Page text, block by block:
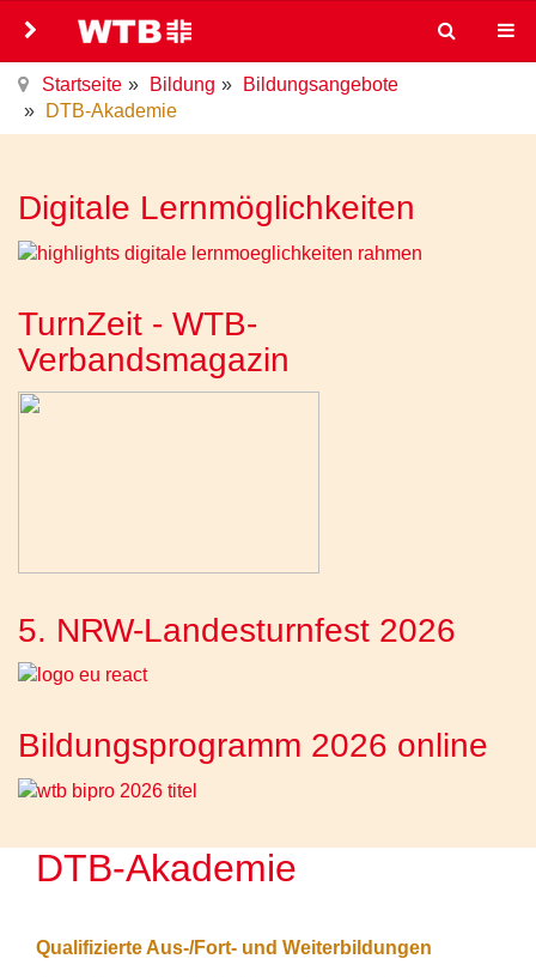
Startseite Bildung
Bildungsangebote
DTB-Akademie
Digitale Lernmöglichkeiten
TurnZeit - WTB-
Verbandsmagazin
5. NRW-Landesturnfest 2026
Bildungsprogramm 2026 online
DTB-Akademie
Qualifizierte Aus-/Fort- und Weiterbildungen